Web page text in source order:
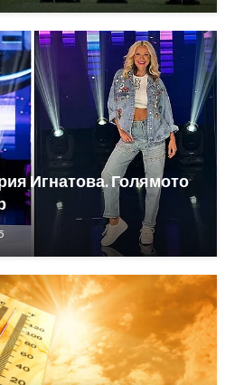
Игнатова. Голямото